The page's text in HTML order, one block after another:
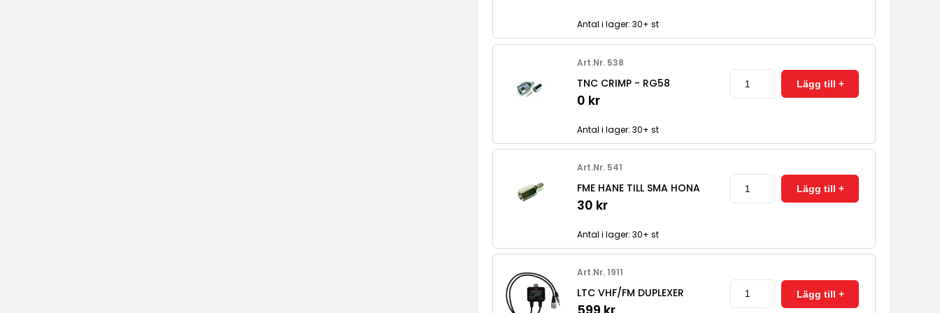
Antal i lager: 30+ st
Art.Nr. 538
TNC CRIMP - RG58
0 kr
Antal i lager: 30+ st
Art.Nr. 541
FME HANE TILL SMA HONA
30 kr
Antal i lager: 30+ st
Art.Nr. 1911
LTC VHF/FM DUPLEXER